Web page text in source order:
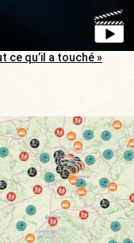
ce qu’il a touché »